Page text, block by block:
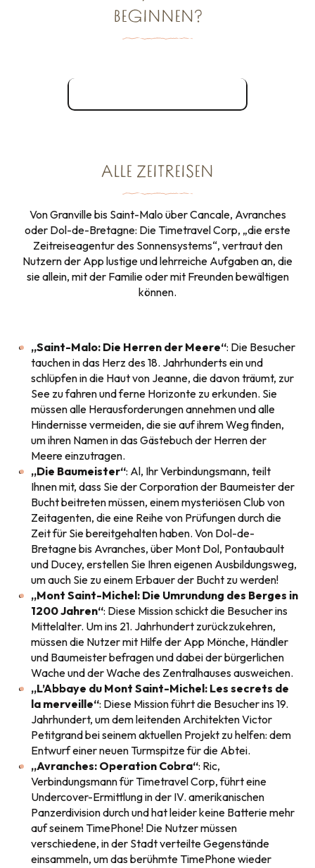
BEGINNEN?
ALLE ZEITREISEN
Von Granville bis Saint-Malo über Cancale, Avranches
oder Dol-de-Bretagne: Die Timetravel Corp, „die erste
Zeitreiseagentur des Sonnensystems“, vertraut den
Nutzern der App lustige und lehrreiche Aufgaben an, die
sie allein, mit der Familie oder mit Freunden bewältigen
können.
„Saint-Malo: Die Herren der Meere“: Die Besucher
tauchen in das Herz des 18. Jahrhunderts ein und
schlüpfen in die Haut von Jeanne, die davon träumt, zur
See zu fahren und ferne Horizonte zu erkunden. Sie
müssen alle Herausforderungen annehmen und alle
Hindernisse vermeiden, die sie auf ihrem Weg finden,
um ihren Namen in das Gästebuch der Herren der
Meere einzutragen.
„Die Baumeister“: Al, Ihr Verbindungsmann, teilt
Ihnen mit, dass Sie der Corporation der Baumeister der
Bucht beitreten müssen, einem mysteriösen Club von
Zeitagenten, die eine Reihe von Prüfungen durch die
Zeit für Sie bereitgehalten haben. Von Dol-de-
Bretagne bis Avranches, über Mont Dol, Pontaubault
und Ducey, erstellen Sie Ihren eigenen Ausbildungsweg,
um auch Sie zu einem Erbauer der Bucht zu werden!
„Mont Saint-Michel: Die Umrundung des Berges in
1200 Jahren“: Diese Mission schickt die Besucher ins
Mittelalter. Um ins 21. Jahrhundert zurückzukehren,
müssen die Nutzer mit Hilfe der App Mönche, Händler
und Baumeister befragen und dabei der bürgerlichen
Wache und der Wache des Zentralhauses ausweichen.
„L’Abbaye du Mont Saint-Michel: Les secrets de
la merveille“: Diese Mission führt die Besucher ins 19.
Jahrhundert, um dem leitenden Architekten Victor
Petitgrand bei seinem aktuellen Projekt zu helfen: dem
Entwurf einer neuen Turmspitze für die Abtei.
„Avranches: Operation Cobra“: Ric,
Verbindungsmann für Timetravel Corp, führt eine
Undercover-Ermittlung in der IV. amerikanischen
Panzerdivision durch und hat leider keine Batterie mehr
auf seinem TimePhone! Die Nutzer müssen
verschiedene, in der Stadt verteilte Gegenstände
einsammeln, um das berühmte TimePhone wieder